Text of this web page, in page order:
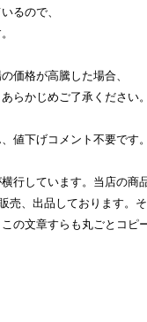
るので、
価格が高騰した場合、
らかじめご了承ください
値下げコメント不要です
行しています。当店の商
売、出品しております。
の文章すらも丸ごとコピ